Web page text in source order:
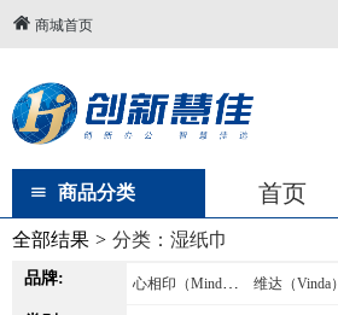
商城首页
商品分类 首页
全部结果 > 分类： 湿纸巾
品牌: 心相印（MindActUponMind） 维达（Vinda）